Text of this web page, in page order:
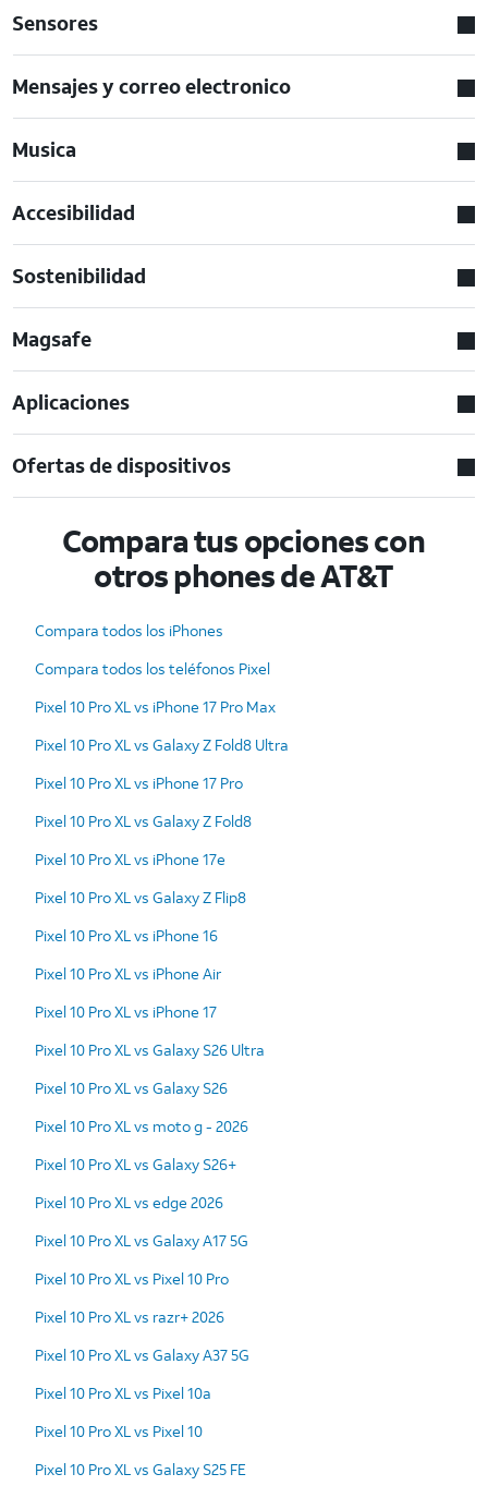
Sensores
Mensajes y correo electronico
Musica
Accesibilidad
Sostenibilidad
Magsafe
Aplicaciones
Ofertas de dispositivos
Compara tus opciones con
otros phones de AT&T
Compara todos los iPhones
Compara todos los teléfonos Pixel
Pixel 10 Pro XL vs iPhone 17 Pro Max
Pixel 10 Pro XL vs Galaxy Z Fold8 Ultra
Pixel 10 Pro XL vs iPhone 17 Pro
Pixel 10 Pro XL vs Galaxy Z Fold8
Pixel 10 Pro XL vs iPhone 17e
Pixel 10 Pro XL vs Galaxy Z Flip8
Pixel 10 Pro XL vs iPhone 16
Pixel 10 Pro XL vs iPhone Air
Pixel 10 Pro XL vs iPhone 17
Pixel 10 Pro XL vs Galaxy S26 Ultra
Pixel 10 Pro XL vs Galaxy S26
Pixel 10 Pro XL vs moto g - 2026
Pixel 10 Pro XL vs Galaxy S26+
Pixel 10 Pro XL vs edge 2026
Pixel 10 Pro XL vs Galaxy A17 5G
Pixel 10 Pro XL vs Pixel 10 Pro
Pixel 10 Pro XL vs razr+ 2026
Pixel 10 Pro XL vs Galaxy A37 5G
Pixel 10 Pro XL vs Pixel 10a
Pixel 10 Pro XL vs Pixel 10
Pixel 10 Pro XL vs Galaxy S25 FE